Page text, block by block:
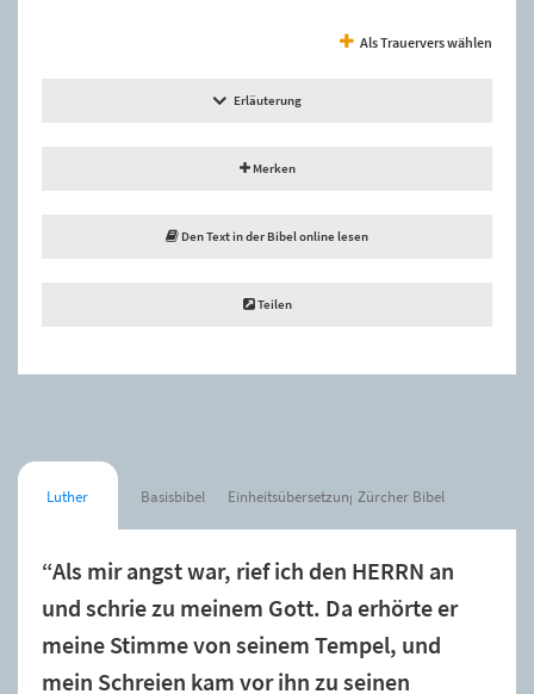
Als Trauervers wählen
Erläuterung
Merken
Den Text in der Bibel online lesen
Teilen
Luther Basisbibel Einheitsübersetzung Zürcher Bibel
“Als mir angst war, rief ich den HERRN an
und schrie zu meinem Gott. Da erhörte er
meine Stimme von seinem Tempel, und
mein Schreien kam vor ihn zu seinen